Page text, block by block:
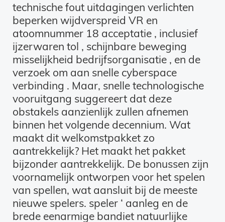
technische fout uitdagingen verlichten
beperken wijdverspreid VR en
atoomnummer 18 acceptatie , inclusief
ijzerwaren tol , schijnbare beweging
misselijkheid bedrijfsorganisatie , en de
verzoek om aan snelle cyberspace
verbinding . Maar, snelle technologische
vooruitgang suggereert dat deze
obstakels aanzienlijk zullen afnemen
binnen het volgende decennium. Wat
maakt dit welkomstpakket zo
aantrekkelijk? Het maakt het pakket
bijzonder aantrekkelijk. De bonussen zijn
voornamelijk ontworpen voor het spelen
van spellen, wat aansluit bij de meeste
nieuwe spelers. speler ‘ aanleg en de
brede eenarmige bandiet natuurlijke